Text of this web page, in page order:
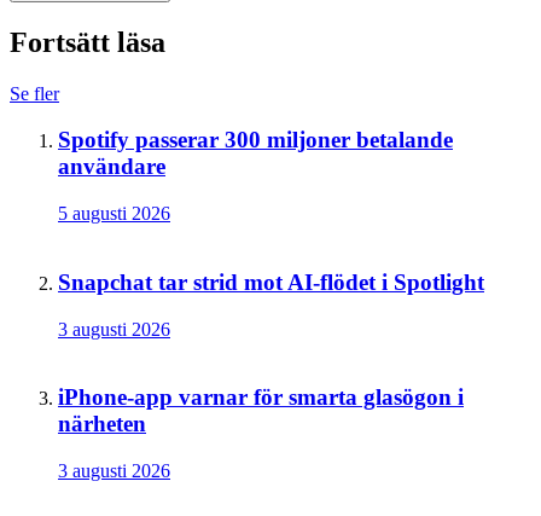
Fortsätt läsa
Se fler
Spotify passerar 300 miljoner betalande
användare
5 augusti 2026
Snapchat tar strid mot AI-flödet i Spotlight
3 augusti 2026
iPhone-app varnar för smarta glasögon i
närheten
3 augusti 2026